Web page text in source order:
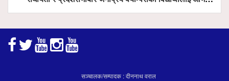
सञ्चालक/सम्पादक : दीननाथ वराल